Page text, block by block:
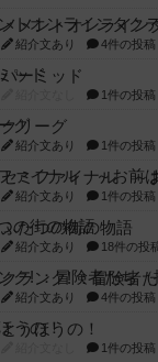
紹介文あり 4件の投稿
パーミッド
1件の投稿
クリーグ
紹介文あり 1件の投稿
紹介文あり 1件の投稿
ふたつの街の物語
紹介文あり 18件の投
紹介文あり 4件の投稿
とうほうの！
1件の投稿